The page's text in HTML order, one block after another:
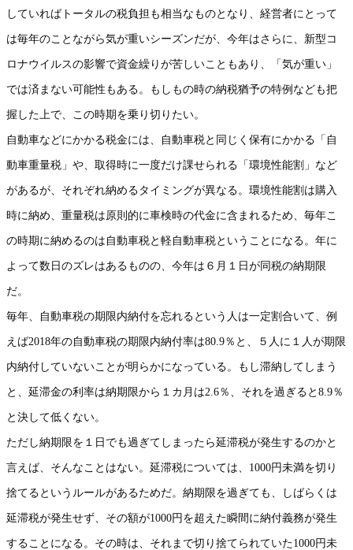
していればトータルの税負担も相当なものとなり、経営者にとって
は毎年のことながら気が重いシーズンだが、今年はさらに、新型コ
ロナウイルスの影響で資金繰りが苦しいこともあり、「気が重い」
では済まない可能性もある。もしもの時の納税猶予の特例なども把
握した上で、この時期を乗り切りたい。
自動車などにかかる税金には、自動車税と同じく保有にかかる「自
動車重量税」や、取得時に一度だけ課せられる「環境性能割」など
があるが、それぞれ納めるタイミングが異なる。環境性能割は購入
時に納め、重量税は原則的に車検時の代金に含まれるため、毎年こ
の時期に納めるのは自動車税と軽自動車税ということになる。年に
よって数日のズレはあるものの、今年は６月１日が同税の納期限
だ。
毎年、自動車税の期限内納付を忘れるという人は一定割合いて、例
えば2018年の自動車税の期限内納付率は80.9％と、５人に１人が期限
内納付していないことが明らかになっている。もし滞納してしまう
と、延滞金の利率は納期限から１カ月は2.6％、それを過ぎると8.9％
と決して低くない。
ただし納期限を１日でも過ぎてしまったら延滞税が発生するのかと
言えば、そんなことはない。延滞税については、1000円未満を切り
捨てるというルールがあるためだ。納期限を過ぎても、しばらくは
延滞税が発生せず、その額が1000円を超えた瞬間に納付義務が発生
することになる。その時は、それまで切り捨てられていた1000円未